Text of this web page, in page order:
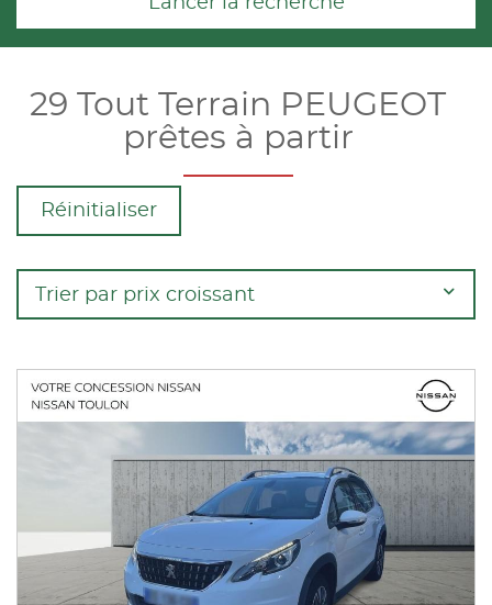
29 Tout Terrain PEUGEOT
prêtes à partir
Réinitialiser
Trier par prix croissant